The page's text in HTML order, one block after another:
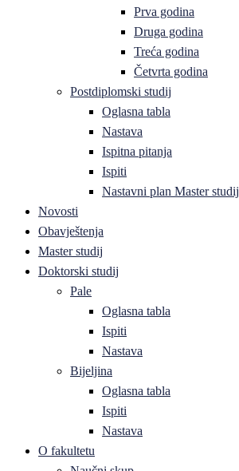
Prva godina
Druga godina
Treća godina
Četvrta godina
Postdiplomski studij
Oglasna tabla
Nastava
Ispitna pitanja
Ispiti
Nastavni plan Master studij
Novosti
Obavještenja
Master studij
Doktorski studij
Pale
Oglasna tabla
Ispiti
Nastava
Bijeljina
Oglasna tabla
Ispiti
Nastava
O fakultetu